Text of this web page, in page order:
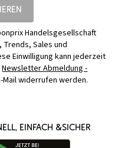
Handelsgesellschaft
Trends, Sales und
Einwilligung kann jederzeit
Newsletter Abmeldung -
Mail widerrufen werden.
EINFACH &SICHER